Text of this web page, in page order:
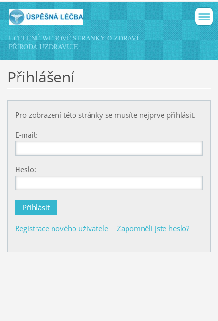
UCELENÉ WEBOVÉ STRÁNKY O ZDRAVÍ -
PŘÍRODA UZDRAVUJE
Přihlášení
Pro zobrazení této stránky se musíte nejprve přihlásit.
E-mail:
Heslo:
Registrace nového uživatele Zapomněli jste heslo?